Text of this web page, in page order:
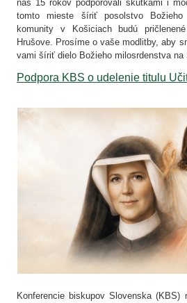
nás 15 rokov podporovali skutkami i
tomto mieste šíriť posolstvo
komunity v Košiciach budú
Hrušove. Prosíme o vaše modlitby, aby
vami šíriť dielo Božieho milosrdenstva na
Podpora KBS o udelenie titulu
Konferencie biskupov Slovenska (KBS)